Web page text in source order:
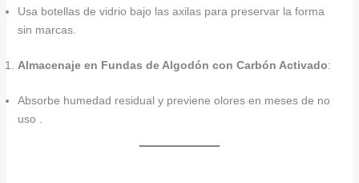
Usa botellas de vidrio bajo las axilas para preservar la forma
sin marcas.
Almacenaje en Fundas de Algodón con Carbón Activado:
Absorbe humedad residual y previene olores en meses de no
uso .